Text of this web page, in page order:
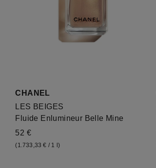
CHANEL
LES BEIGES
Fluide Enlumineur Belle Mine
52 €
(1.733,33 € / 1 l)